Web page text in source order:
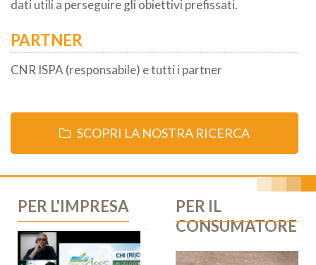
dati utili a perseguire gli obiettivi prefissati.
PARTNER
CNR ISPA (responsabile) e tutti i partner
SCOPRI LA NOSTRA RICERCA
PER L'IMPRESA
PER IL
CONSUMATORE